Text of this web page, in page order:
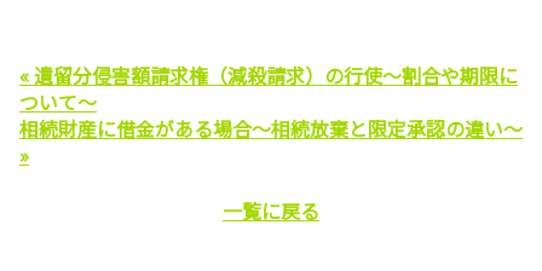
« 遺留分侵害額請求権（減殺請求）の行使～割合や期限に
ついて～
相続財産に借金がある場合～相続放棄と限定承認の違い～
»
一覧に戻る